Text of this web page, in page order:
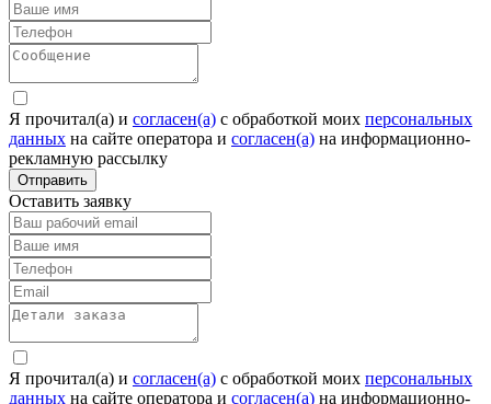
Я прочитал(а) и согласен(а) c обработкой моих персональных
данных на сайте оператора и согласен(а) на информационно-
рекламную рассылку
Отправить
Оставить заявку
Я прочитал(а) и согласен(а) c обработкой моих персональных
данных на сайте оператора и согласен(а) на информационно-